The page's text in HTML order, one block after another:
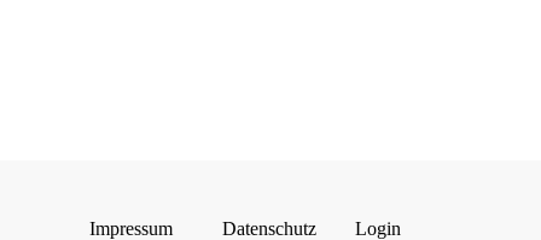
Impressum Datenschutz Login